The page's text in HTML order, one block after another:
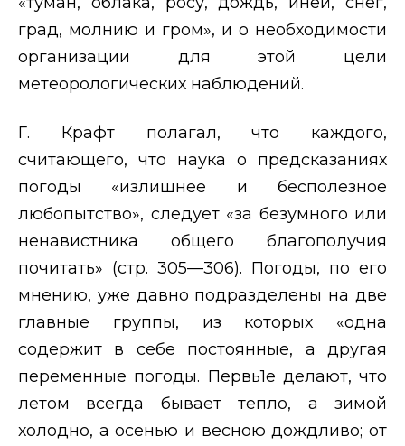
град, молнию и гром», и о необходимости
организации для этой цели
метеорологических наблюдений.
Г. Крафт полагал, что каждого,
считающего, что наука о предсказаниях
погоды «излишнее и бесполезное
любопытство», следует «за безумного или
ненавистника общего благополучия
почитать» (стр. 305—306). Погоды, по его
мнению, уже давно подразделены на две
главные группы, из которых «одна
содержит в себе постоянные, а другая
переменные погоды. Первь1е делают, что
летом всегда бывает тепло, а зимой
холодно, а осенью и весною дождливо; от